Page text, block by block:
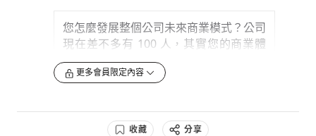
您怎麼發展整個公司未來商業模式？公司
現在差不多有 100 人，其實您的商業體
和規模也要夠大。
檢舉留言
更多會員限定內容
收藏 分享